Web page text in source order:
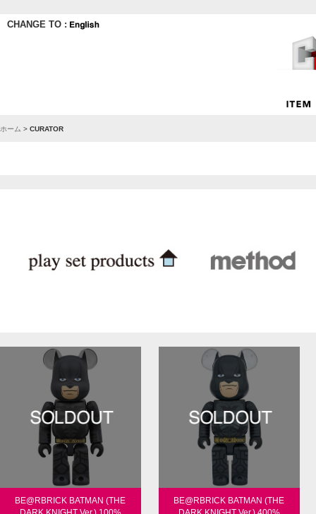
CHANGE TO :
ホーム > CURATOR
BE@RBRICK BATMAN (THE
BE@RBRICK BATMAN (THE